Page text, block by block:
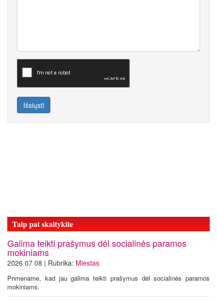
Išsiųsti
Taip pat skaitykite
Galima teikti prašymus dėl socialinės paramos
mokiniams
2026 07 08 | Rubrika: Miestas
Primename, kad jau galima teikti prašymus dėl socialinės paramos
mokiniams.